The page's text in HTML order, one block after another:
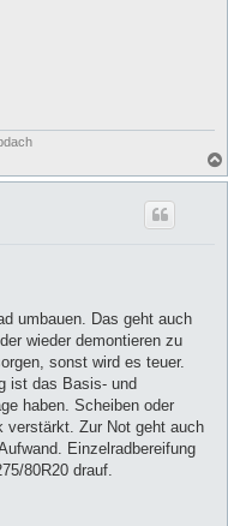
umbauen. Das geht auch
wieder demontieren zu
sonst wird es teuer.
ist das Basis- und
haben. Scheiben oder
verstärkt. Zur Not geht auch
Einzelradbereifung
80R20 drauf.